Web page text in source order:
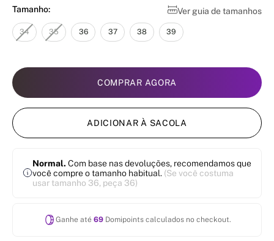
Ver guia de tamanhos
Tamanho:
34 35 36 37 38 39
COMPRAR AGORA
ADICIONAR À SACOLA
Normal. Com base nas devoluções, recomendamos que
você compre o tamanho habitual. (Se você costuma
usar tamanho 36, peça 36)
Ganhe até 69Domipoints calculados no checkout.